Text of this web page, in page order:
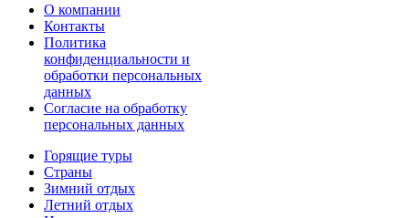
О компании
Контакты
Политика
конфиденциальности и
обработки персональных
данных
Согласие на обработку
персональных данных
Горящие туры
Страны
Зимний отдых
Летний отдых